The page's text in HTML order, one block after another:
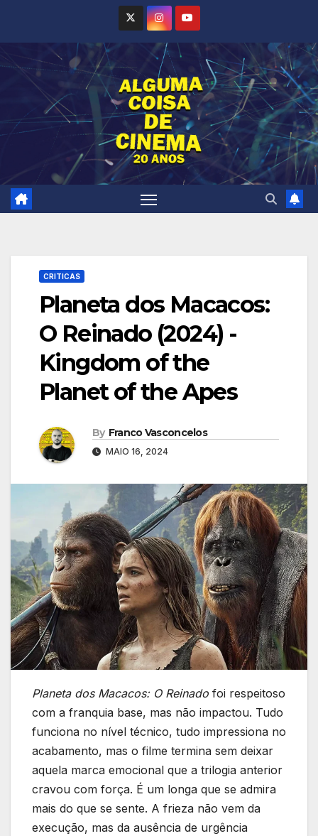
CRITICAS
Planeta dos Macacos:
O Reinado (2024) -
Kingdom of the
Planet of the Apes
By Franco Vasconcelos
MAIO 16, 2024
Planeta dos Macacos: O Reinado foi respeitoso
com a franquia base, mas não impactou. Tudo
funciona no nível técnico, tudo impressiona no
acabamento, mas o filme termina sem deixar
aquela marca emocional que a trilogia anterior
cravou com força. É um longa que se admira
mais do que se sente. A frieza não vem da
execução, mas da ausência de urgência